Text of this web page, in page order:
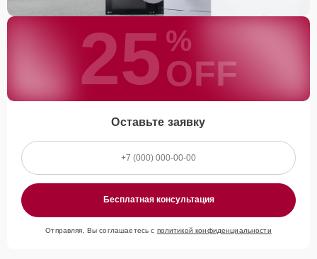
25 %
OFF
Оставьте заявку
Бесплатная консультация
Отправляя, Вы соглашаетесь с политикой конфиденциальности